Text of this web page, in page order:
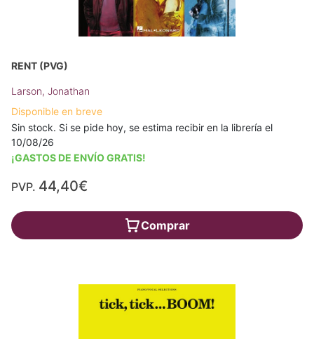
RENT (PVG)
Larson, Jonathan
Disponible en breve
Sin stock. Si se pide hoy, se estima recibir en la librería el
10/08/26
¡GASTOS DE ENVÍO GRATIS!
PVP. 44,40€
Comprar